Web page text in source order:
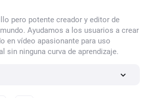
pero potente creador y editor de
Ayudamos a los usuarios a crear
en vídeo apasionante para uso
sin ninguna curva de aprendizaje.